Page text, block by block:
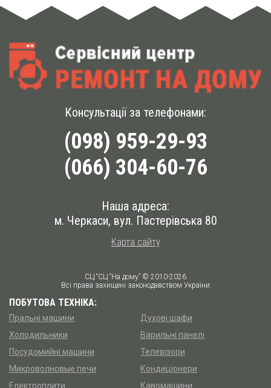
Консультації за телефонами:
(098) 959-29-93
(066) 304-60-76
Наша адреса:
м. Черкаси, вул. Пастерівська 80
Карта сайту
СЦ “СЦ “На дому” © 2010-2026
Всі права захищені законодавством України
ПОБУТОВА ТЕХНІКА:
Пральні машини
Холодильники
Посудомийні машини
Микроволновые печи
Електроплити
Духові шафи
Варильні панелі
Телевізори
Кондиціонери
Кавомашини